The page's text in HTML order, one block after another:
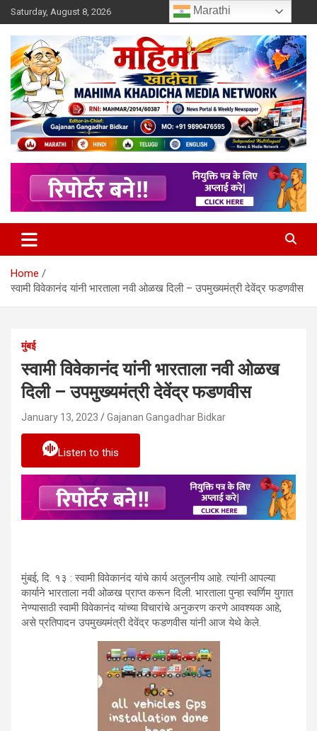
Skip
to
content
Saturday, August 8, 2026
Mahimakhadicha
Home
स्वामी विवेकानंद यांनी भारताला नवी ओळख दिली – उपमुख्यमंत्री देवेंद्र फडणवीस
मुंबई
स्वामी विवेकानंद यांनी भारताला नवी ओळख
दिली – उपमुख्यमंत्री देवेंद्र फडणवीस
January 13, 2023 Gajanan Gangadhar Bidkar
Listen to this
मुंबई, दि. १३ : स्वामी विवेकानंद यांचे कार्य अतुलनीय आहे. त्यांनी आपल्या
कार्याने भारताला नवी ओळख प्राप्त करून दिली. भारताला पुन्हा स्वर्णिम युगात
नेण्यासाठी स्वामी विवेकानंद यांच्या विचारांचे अनुकरण करणे आवश्यक आहे,
असे प्रतिपादन उपमुख्यमंत्री देवेंद्र फडणवीस यांनी आज येथे केले.
Marathi